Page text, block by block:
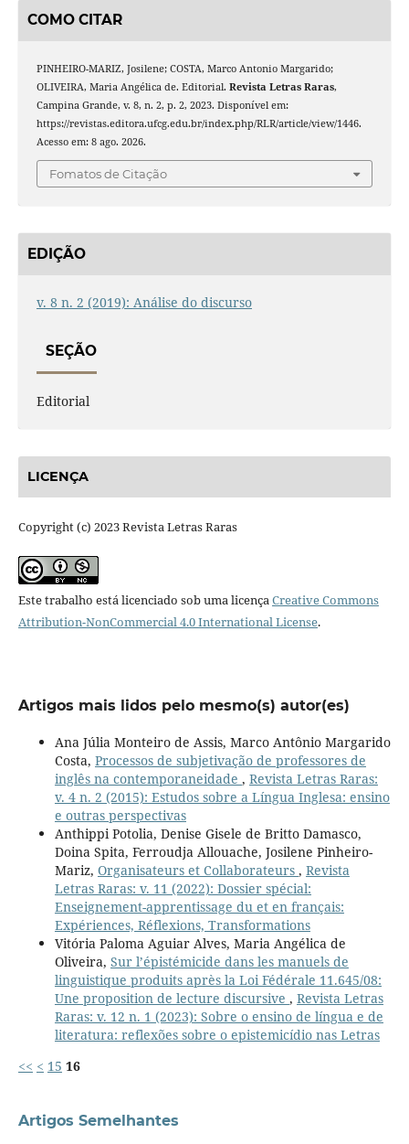
COMO CITAR
PINHEIRO-MARIZ, Josilene; COSTA, Marco Antonio Margarido;
OLIVEIRA, Maria Angélica de. Editorial. Revista Letras Raras,
Campina Grande, v. 8, n. 2, p. 2, 2023. Disponível em:
https://revistas.editora.ufcg.edu.br/index.php/RLR/article/view/1446.
Acesso em: 8 ago. 2026.
Fomatos de Citação
EDIÇÃO
v. 8 n. 2 (2019): Análise do discurso
SEÇÃO
Editorial
LICENÇA
Copyright (c) 2023 Revista Letras Raras
Este trabalho está licenciado sob uma licença Creative Commons
Attribution-NonCommercial 4.0 International License.
Artigos mais lidos pelo mesmo(s) autor(es)
Ana Júlia Monteiro de Assis, Marco Antônio Margarido
Costa, Processos de subjetivação de professores de
inglês na contemporaneidade , Revista Letras Raras:
v. 4 n. 2 (2015): Estudos sobre a Língua Inglesa: ensino
e outras perspectivas
Anthippi Potolia, Denise Gisele de Britto Damasco,
Doina Spita, Ferroudja Allouache, Josilene Pinheiro-
Mariz, Organisateurs et Collaborateurs , Revista
Letras Raras: v. 11 (2022): Dossier spécial:
Enseignement-apprentissage du et en français:
Expériences, Réflexions, Transformations
Vitória Paloma Aguiar Alves, Maria Angélica de
Oliveira, Sur l’épistémicide dans les manuels de
linguistique produits après la Loi Fédérale 11.645/08:
Une proposition de lecture discursive , Revista Letras
Raras: v. 12 n. 1 (2023): Sobre o ensino de língua e de
literatura: reflexões sobre o epistemicídio nas Letras
<< < 15 16
Artigos Semelhantes